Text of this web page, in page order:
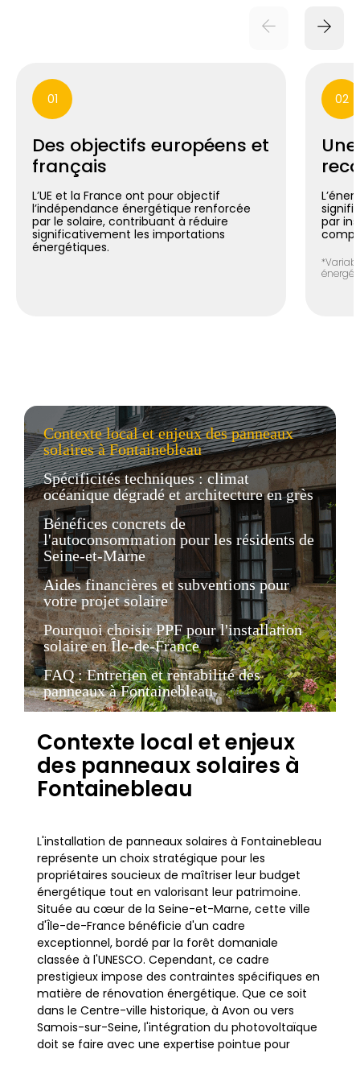
01
Des objectifs européens et
français
L’UE et la France ont pour objectif
l’indépendance énergétique renforcée
par le solaire, contribuant à réduire
significativement les importations
énergétiques.
02
par
Contexte local et enjeux des panneaux
solaires à Fontainebleau
Spécificités techniques : climat
océanique dégradé et architecture en grès
Bénéfices concrets de
l'autoconsommation pour les résidents de
Seine-et-Marne
Aides financières et subventions pour
votre projet solaire
Pourquoi choisir PPF pour l'installation
solaire en Île-de-France
FAQ : Entretien et rentabilité des
panneaux à Fontainebleau
Contexte local et enjeux
des panneaux solaires à
Fontainebleau
L'installation de panneaux solaires à Fontainebleau
représente un choix stratégique pour les
propriétaires soucieux de maîtriser leur budget
énergétique tout en valorisant leur patrimoine.
Située au cœur de la Seine-et-Marne, cette ville
d'Île-de-France bénéficie d'un cadre
exceptionnel, bordé par la forêt domaniale
classée à l'UNESCO. Cependant, ce cadre
prestigieux impose des contraintes spécifiques en
matière de rénovation énergétique. Que ce soit
dans le Centre-ville historique, à Avon ou vers
Samois-sur-Seine, l'intégration du photovoltaïque
doit se faire avec une expertise pointue pour